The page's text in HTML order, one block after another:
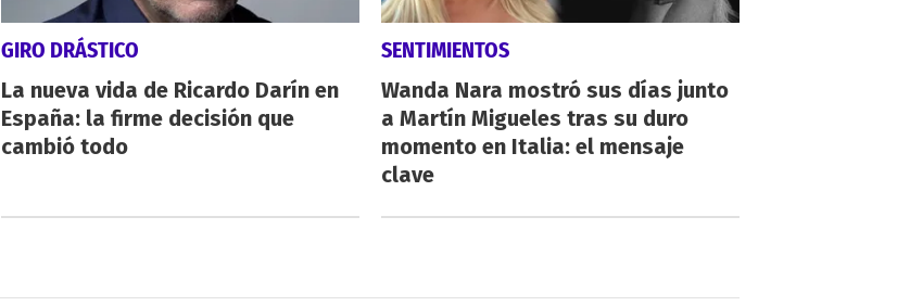
GIRO DRÁSTICO
La nueva vida de Ricardo Darín en
España: la firme decisión que
cambió todo
SENTIMIENTOS
Wanda Nara mostró sus días junto
a Martín Migueles tras su duro
momento en Italia: el mensaje
clave